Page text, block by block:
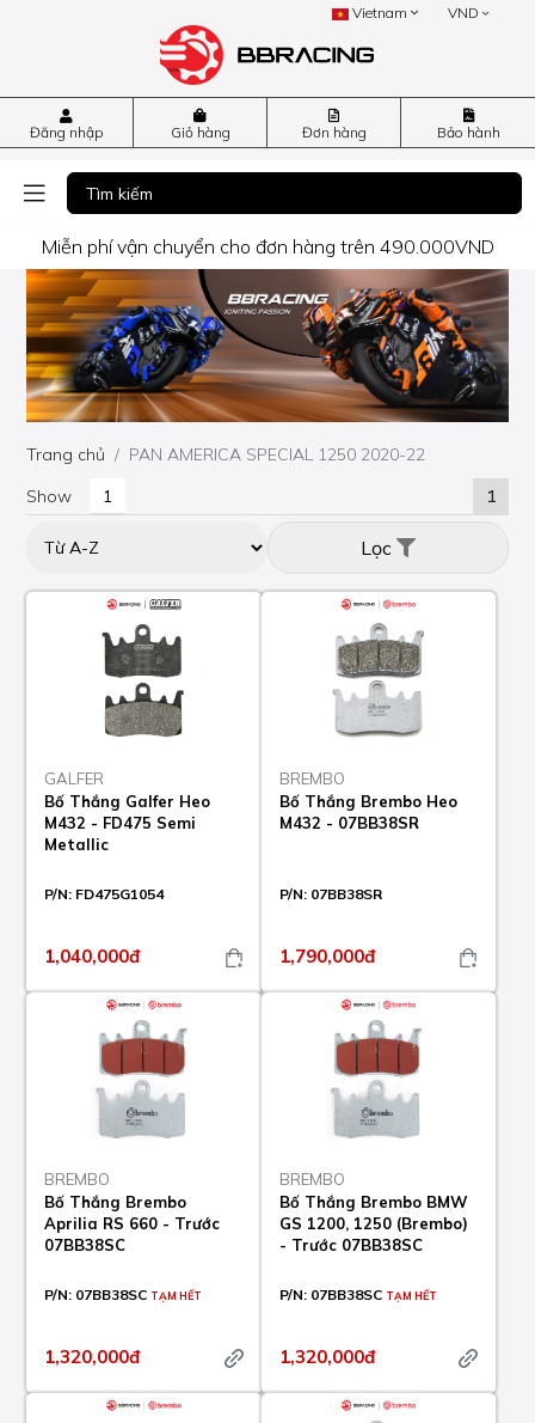
Vietnam VND
Đăng nhập Giỏ hàng Đơn hàng Bảo hành
Miễn phí vận chuyển cho đơn hàng trên 490.000VND
Trang chủ
PAN AMERICA SPECIAL 1250 2020-22
Show
1
Lọc
GALFER
Bố Thắng Galfer Heo
M432 - FD475 Semi
Metallic
P/N: FD475G1054
1,040,000đ
BREMBO
Bố Thắng Brembo Heo
M432 - 07BB38SR
P/N: 07BB38SR
1,790,000đ
BREMBO
Bố Thắng Brembo
Aprilia RS 660 - Trước
07BB38SC
P/N: 07BB38SC TẠM HẾT
1,320,000đ
BREMBO
Bố Thắng Brembo BMW
GS 1200, 1250 (Brembo)
- Trước 07BB38SC
P/N: 07BB38SC TẠM HẾT
1,320,000đ